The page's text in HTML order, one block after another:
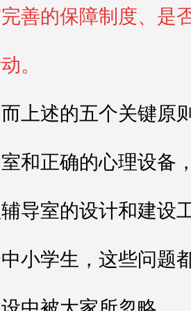
善的保障制度、是
。
而上述的五个关键原
和正确的心理设备
导室的设计和建设
小学生，这些问题